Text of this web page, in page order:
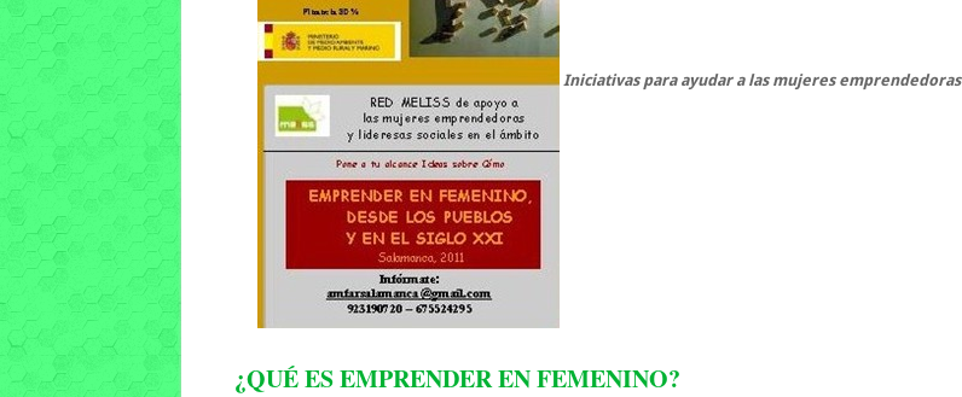
Iniciativas para ayudar a las mujeres emprendedoras
¿QUÉ ES EMPRENDER EN FEMENINO?